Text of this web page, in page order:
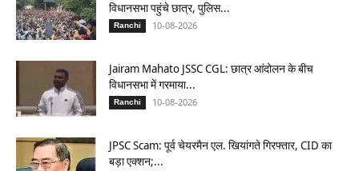
विधानसभा पहुंचे छात्र, पुलिस...
Ranchi 10-08-2026
Jairam Mahato JSSC CGL: छात्र आंदोलन के बीच
विधानसभा में गरमाया...
Ranchi 10-08-2026
JPSC Scam: पूर्व चेयरमैन एल. खियांगते गिरफ्तार, CID का
बड़ा एक्शन;...